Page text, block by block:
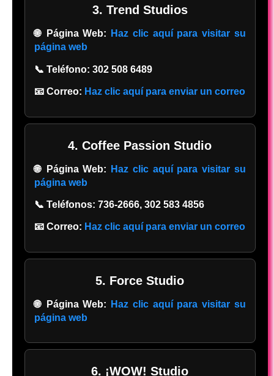
3. Trend Studios
🌐 Página Web:
Haz clic aquí para visitar su
página web
📞 Teléfono: 302 508 6489
📧 Correo: Haz clic aquí para enviar un correo
4. Coffee Passion Studio
🌐 Página Web:
Haz clic aquí para visitar su
página web
📞 Teléfonos: 736-2666, 302 583 4856
📧 Correo: Haz clic aquí para enviar un correo
5. Force Studio
🌐 Página Web:
Haz clic aquí para visitar su
página web
6. ¡WOW! Studio